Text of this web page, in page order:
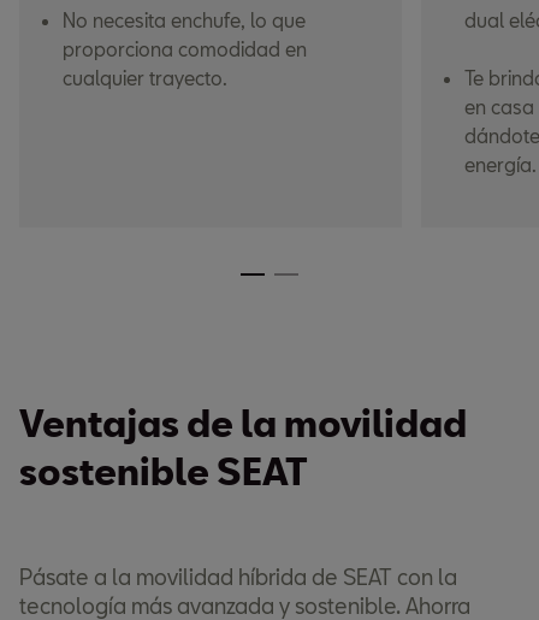
No necesita enchufe, lo que
proporciona comodidad en
cualquier trayecto.
dual
Te
en
energía.
Ventajas de la movilidad
sostenible SEAT
Pásate a la movilidad híbrida de SEAT con la
tecnología más avanzada y sostenible. Ahorra